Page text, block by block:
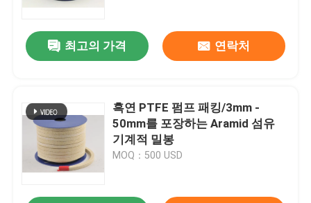
최고의 가격 연락처
흑연 PTFE 펌프 패킹/3mm -
50mm를 포장하는 Aramid 섬유
기계적 밀봉
MOQ：500 USD